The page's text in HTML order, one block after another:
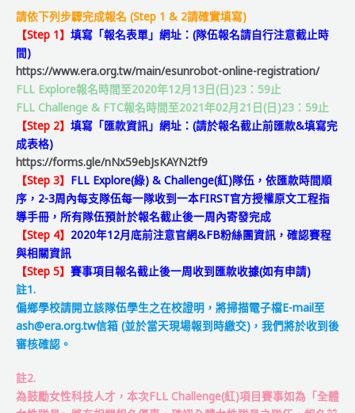
賽
【簡
章
公
告】
請依下列步驟完成報名 (Step 1 & 2請確實填寫)
【Step 1】 填寫 「報名表單」 網址：(隊伍報名請自行注意截止時
間)
https://www.era.org.tw/main/esunrobot-online-registration/
FLL Explore報名時間至2020年12月13日(日)23：59止
FLL Challenge & FTC報名時間至2021年02月21日(日)23：59止
【Step 2】 填寫 「匯款資訊」 網址：(請於報名截止前匯款&填寫完
成表格)
https://forms.gle/nNx59ebJsKAYN2tf9
【Step 3】 FLL Explore(綠) & Challenge(紅)隊伍，依匯款時間順
序，2-3周內每支隊伍每一隊收到一本FIRST官方授權原文工程指
導手冊，所有隊伍預計於報名截止後一周內寄發完成
【Step 4】 2020年12月底前注意官網&FB粉絲團資訊，確認賽程
與相關資訊
【Step 5】 賽事項目報名截止後一周收到匯款收據(如有申請)
註1.
偏鄉學校請開立該隊伍學生之在校證明，將掃描電子檔E-mail至
ash@era.org.tw信箱 (並於當天現場報到時繳交)，我們將於收到後
審核確認。
註2.
為鼓勵女性科技人才，本次FLL Challenge(紅)項目賽事如為「全體